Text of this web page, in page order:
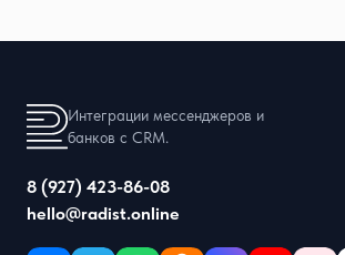
Интеграции мессенджеров и
банков с CRM.
8 (927) 423-86-08
hello@radist.online